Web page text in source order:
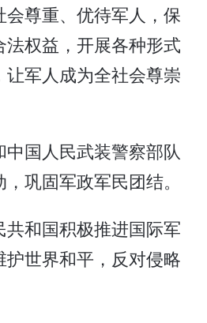
尊重、优待军人，保
权益，开展各种形式
军人成为全社会尊崇
国人民武装警察部队
巩固军政军民团结。
和国积极推进国际军
世界和平，反对侵略